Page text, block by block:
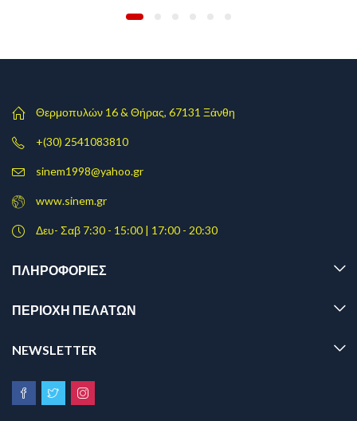
Θερμοπυλών 16 & Θήρας, 67131 Ξάνθη
+(30) 2541083810
sinem1998@yahoo.gr
www.sinem.gr
Δευ- Σαβ 7:30 - 15:00 | 17:00 - 20:30
ΠΛΗΡΟΦΟΡΊΕΣ
ΠΕΡΙΟΧΗ ΠΕΛΑΤΩΝ
NEWSLETTER